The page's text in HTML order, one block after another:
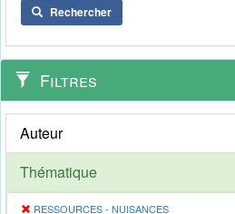
Rechercher
Filtres
Auteur
Thématique
RESSOURCES - NUISANCES